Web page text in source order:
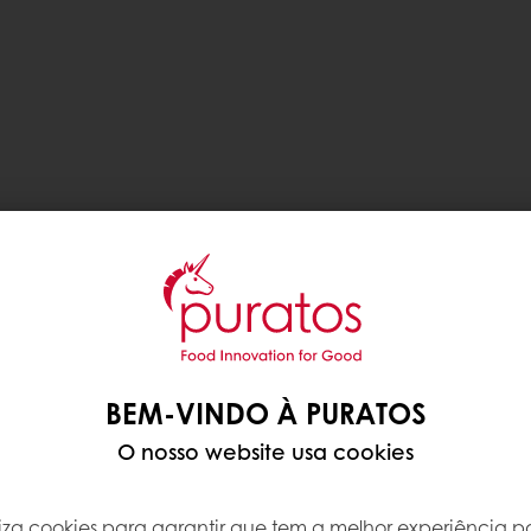
BEM-VINDO À PURATOS
O nosso website usa cookies